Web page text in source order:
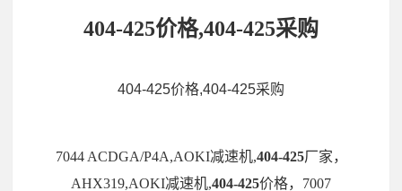
404-425价格,404-425采购
404-425价格,404-425采购
7044 ACDGA/P4A,AOKI减速机,404-425厂家，
AHX319,AOKI减速机,404-425价格，7007